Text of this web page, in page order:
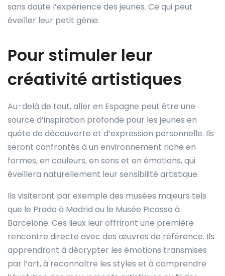
sans doute l’expérience des jeunes. Ce qui peut
éveiller leur petit génie.
Pour stimuler leur
créativité artistiques
Au-delà de tout, aller en Espagne peut être une
source d’inspiration profonde pour les jeunes en
quête de découverte et d’expression personnelle. Ils
seront confrontés à un environnement riche en
formes, en couleurs, en sons et en émotions, qui
éveillera naturellement leur sensibilité artistique.
Ils visiteront par exemple des musées majeurs tels
que le Prado à Madrid ou le Musée Picasso à
Barcelone. Ces lieux leur offriront une première
rencontre directe avec des œuvres de référence. Ils
apprendront à décrypter les émotions transmises
par l’art, à reconnaître les styles et à comprendre